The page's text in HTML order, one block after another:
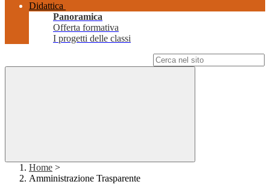
Didattica
Panoramica
Offerta formativa
I progetti delle classi
Home >
Amministrazione Trasparente